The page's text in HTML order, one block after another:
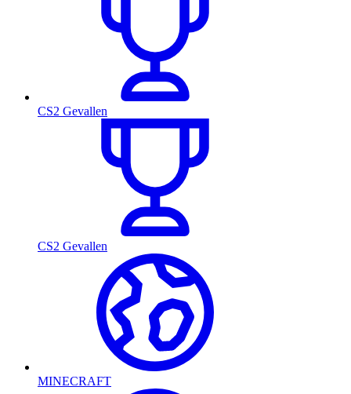
CS2 Gevallen
CS2 Gevallen
MINECRAFT